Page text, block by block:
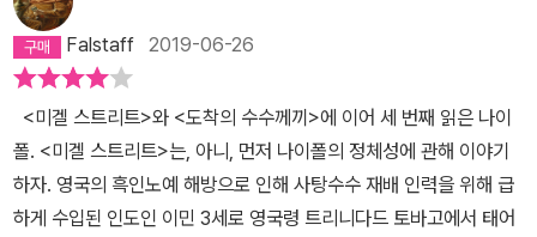
로 그를 결혼시켰던 툴시 집안 역시 그의 개인성을 말살하려고 드는
집단주의의 화신일 뿐이다. 비스와스 씨의 ‘집’에 대한 집착은 우리가
생각하는 ‘부(富)’에 대한 집착과는 다르다. 어려서 아버지를 잃고 가
족이 뿔뿔이 흩어지며 “자신이 약간의 권리라도 가졌던 유일한 집”을
떠난 이후 35년간 자기 집이라고 부를 곳이 없었던, 그 어디에서도
이방인 같은 비스와스 씨에게 ‘집’을 가진다는 것은 거주지를 의미할
뿐만 아니라 나의 존재에 대한 입증을 의미하는 것이며 나의 존재가
Falstaff 2019-06-26
<미겔 스트리트>와 <도착의 수수께끼>에 이어 세 번째 읽은 나이
폴. <미겔 스트리트>는, 아니, 먼저 나이폴의 정체성에 관해 이야기
하자. 영국의 흑인노예 해방으로 인해 사탕수수 재배 인력을 위해 급
하게 수입된 인도인 이민 3세로 영국령 트리니다드 토바고에서 태어